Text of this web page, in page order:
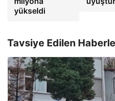
yükseldi
Tavsiye Edilen